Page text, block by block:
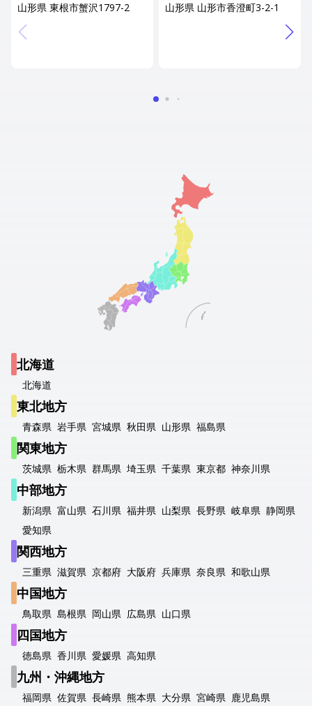
山形県 東根市蟹沢1797-2
山形県 山形市香澄町3-2-1
北海道
北海道
東北地方
青森県 岩手県 宮城県 秋田県 山形県 福島県
関東地方
茨城県 栃木県 群馬県 埼玉県 千葉県 東京都 神奈川県
中部地方
新潟県 富山県 石川県 福井県 山梨県 長野県 岐阜県 静岡県
愛知県
関西地方
三重県 滋賀県 京都府 大阪府 兵庫県 奈良県 和歌山県
中国地方
鳥取県 島根県 岡山県 広島県 山口県
四国地方
徳島県 香川県 愛媛県 高知県
九州・沖縄地方
福岡県 佐賀県 長崎県 熊本県 大分県 宮崎県 鹿児島県